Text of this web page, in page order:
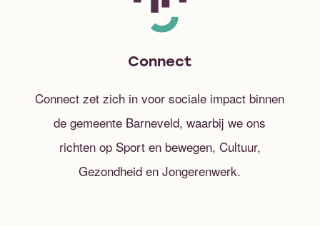
Connect
Connect zet zich in voor sociale impact binnen
de gemeente Barneveld, waarbij we ons
richten op Sport en bewegen, Cultuur,
Gezondheid en Jongerenwerk.